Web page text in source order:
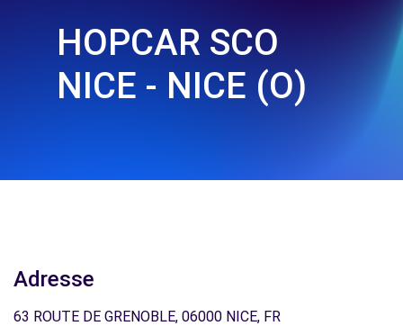
HOPCAR SCO
NICE - NICE (O)
Adresse
63 ROUTE DE GRENOBLE, 06000 NICE, FR